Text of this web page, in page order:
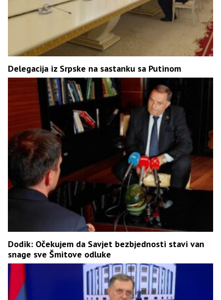
Delegacija iz Srpske na sastanku sa Putinom
Dodik: Očekujem da Savjet bezbjednosti stavi van
snage sve Šmitove odluke